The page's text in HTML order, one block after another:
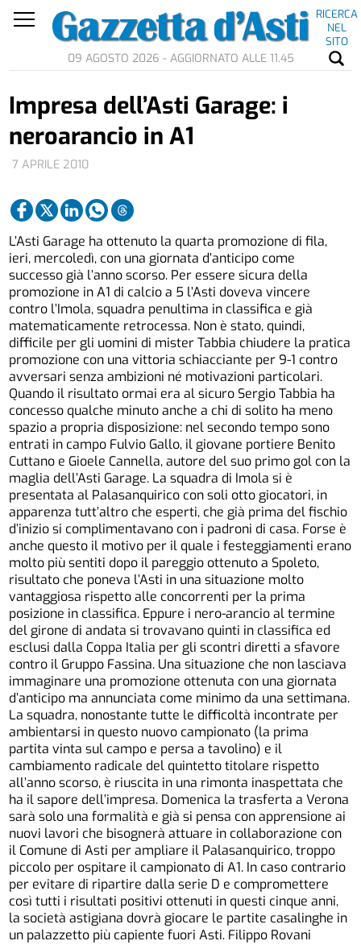
RICERCA
NEL
SITO
09 AGOSTO 2026 - AGGIORNATO ALLE 11.45
7 APRILE 2010
Impresa dell’Asti Garage: i
neroarancio in A1
L’Asti Garage ha ottenuto la quarta promozione di fila,
ieri, mercoledì, con una giornata d’anticipo come
successo già l’anno scorso. Per essere sicura della
promozione in A1 di calcio a 5 l’Asti doveva vincere
contro l’Imola, squadra penultima in classifica e già
matematicamente retrocessa. Non è stato, quindi,
difficile per gli uomini di mister Tabbia chiudere la pratica
promozione con una vittoria schiacciante per 9-1 contro
avversari senza ambizioni né motivazioni particolari.
Quando il risultato ormai era al sicuro Sergio Tabbia ha
concesso qualche minuto anche a chi di solito ha meno
spazio a propria disposizione: nel secondo tempo sono
entrati in campo Fulvio Gallo, il giovane portiere Benito
Cuttano e Gioele Cannella, autore del suo primo gol con la
maglia dell’Asti Garage. La squadra di Imola si è
presentata al Palasanquirico con soli otto giocatori, in
apparenza tutt’altro che esperti, che già prima del fischio
d’inizio si complimentavano con i padroni di casa. Forse è
anche questo il motivo per il quale i festeggiamenti erano
molto più sentiti dopo il pareggio ottenuto a Spoleto,
risultato che poneva l’Asti in una situazione molto
vantaggiosa rispetto alle concorrenti per la prima
posizione in classifica. Eppure i nero-arancio al termine
del girone di andata si trovavano quinti in classifica ed
esclusi dalla Coppa Italia per gli scontri diretti a sfavore
contro il Gruppo Fassina. Una situazione che non lasciava
immaginare una promozione ottenuta con una giornata
d’anticipo ma annunciata come minimo da una settimana.
La squadra, nonostante tutte le difficoltà incontrate per
ambientarsi in questo nuovo campionato (la prima
partita vinta sul campo e persa a tavolino) e il
cambiamento radicale del quintetto titolare rispetto
all’anno scorso, è riuscita in una rimonta inaspettata che
ha il sapore dell’impresa. Domenica la trasferta a Verona
sarà solo una formalità e già si pensa con apprensione ai
nuovi lavori che bisognerà attuare in collaborazione con
il Comune di Asti per ampliare il Palasanquirico, troppo
piccolo per ospitare il campionato di A1. In caso contrario
per evitare di ripartire dalla serie D e compromettere
così tutti i risultati positivi ottenuti in questi cinque anni,
la società astigiana dovrà giocare le partite casalinghe in
un palazzetto più capiente fuori Asti. Filippo Rovani